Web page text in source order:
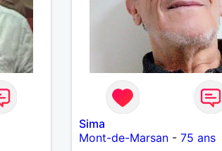
Sima
Mont-de-Marsan -75 ans